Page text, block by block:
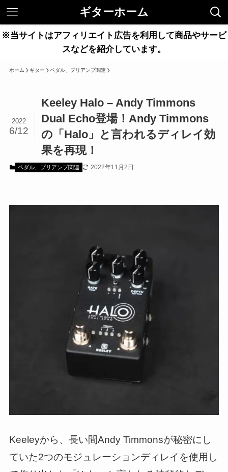
ギターホーム
※当サイトはアフィリエイト広告を利用して商品やサービ
スなどを紹介しています。
ホーム ギター ペダル、プリアンプ関連
Keeley Halo – Andy Timmons
Dual Echo登場！Andy Timmons
の「Halo」と言われるディレイ効
果を再現！
2022
6/12
ペダル、プリアンプ関連 2022年11月2日
Keeleyから、長い間Andy Timmonsが秘密にし
ていた2つのモジュレーションディレイを使用し